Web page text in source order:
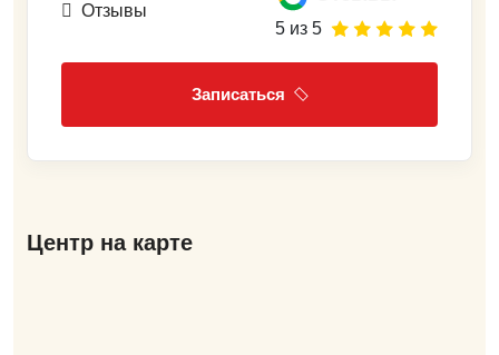
Отзывы
5 из 5
Записаться
Центр на карте